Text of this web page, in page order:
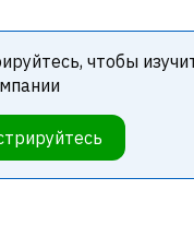
чтобы